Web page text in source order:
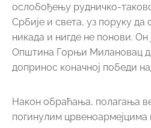
ослобођењу рудничко-
Србије и света, уз поруку
никада и нигде не понови. Он
Општина Горњи Милановац
допринос коначној победи
Након обраћања, полагања
погинулим